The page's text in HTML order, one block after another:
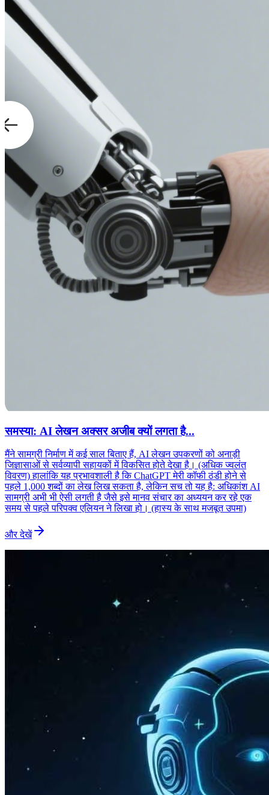
समस्या: AI लेखन अक्सर अजीब क्यों लगता है...
मैंने सामग्री निर्माण में कई साल बिताए हैं, AI लेखन उपकरणों को अनाड़ी
जिज्ञासाओं से सर्वव्यापी सहायकों में विकसित होते देखा है। (अधिक ज्वलंत
विवरण) हालांकि यह प्रभावशाली है कि ChatGPT मेरी कॉफी ठंडी होने से
पहले 1,000 शब्दों का लेख लिख सकता है, लेकिन सच तो यह है: अधिकांश AI
सामग्री अभी भी ऐसी लगती है जैसे इसे मानव संचार का अध्ययन कर रहे एक
समय से पहले परिपक्व एलियन ने लिखा हो। (हास्य के साथ मजबूत उपमा)
और देखें